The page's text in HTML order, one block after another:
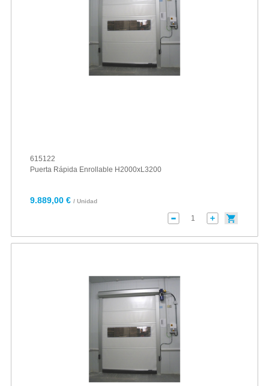
615122
Puerta Rápida Enrollable H2000xL3200
9.889,00 € / Unidad